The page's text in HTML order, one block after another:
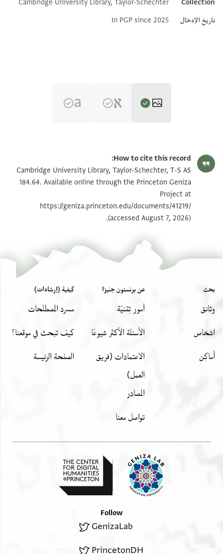
Collection
Cambridge University Library, Taylor-Schechter
تاريخ الإدخال
In PGP since 2025
T-S AS 184.64 1v تكبير و تدوير
بيان أذونات الصورة
How to cite this record:
Cambridge University Library, Taylor-Schechter, T-S AS
184.64. Available online through the Princeton Geniza
Project at
https://geniza.princeton.edu/documents/41219/
(accessed August 7, 2026).
بحث
وثائق
اشخاص
أَماكِن
عن برنستون جنيزا
أمور تِقنيّة
الأسئلة الأكثر شيوعًا
الاعتمادات (فريق
العمل)
المصادر
تواصل معنا
كيفية (إرشادات)
مسرد المصطلحات
كيف تبحث في موقعنا؟
الصفحة الرئيسة
Follow
GenizaLab
PrincetonDH